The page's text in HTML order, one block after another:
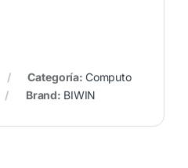
Categoría: Computo
Brand: BIWIN